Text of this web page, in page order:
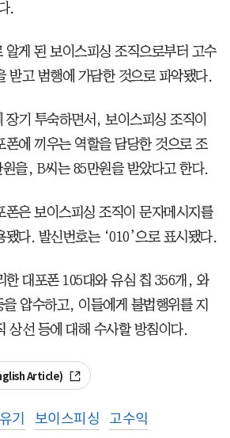
.
알게 된 보이스피싱 조직으로부터 고수
받고 범행에 가담한 것으로 파악됐다.
장기 투숙하면서, 보이스피싱 조직이
폰에 끼우는 역할을 담당한 것으로 조
을, B씨는 85만원을 받았다고 한다.
폰은 보이스피싱 조직이 문자메시지를
됐다. 발신번호는 ‘010’으로 표시됐다.
한 대포폰 105대와 유심 칩 356개, 와
압수하고, 이들에게 불법행위를 지
상선 등에 대해 수사할 방침이다.
Article)
기 보이스피싱 고수익